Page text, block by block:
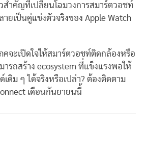
สำคัญที่เปลี่ยนโฉมวงการสมาร์ตวอชท์
ายเป็นคู่แข่งตัวจริงของ Apple Watch
จะเปิดใจให้สมาร์ตวอชท์ติดกล้องหรือ
ารถสร้าง ecosystem ที่แข็งแรงพอให้
ดิม ๆ ได้จริงหรือเปล่า? ต้องติดตาม
เดือนกันยายนนี้